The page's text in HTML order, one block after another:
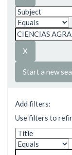
Start a new
Add filters:
Use filters to